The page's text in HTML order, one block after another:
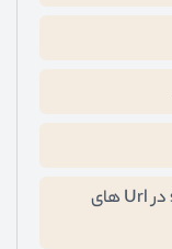
جایگزین کردن خط تیره به جای space در Url های